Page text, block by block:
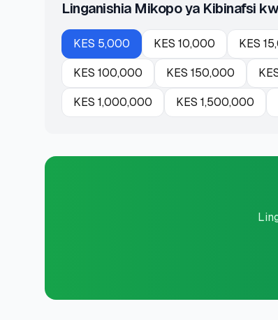
Linganishia Mikopo ya Kibinafsi
KES 5,000 KES 10,000 KES
KES 100,000 KES 150,000
KES 1,000,000 KES 1,500,000